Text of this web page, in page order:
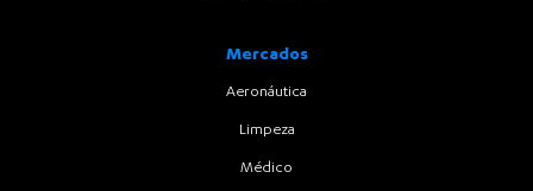
Mercados
Aeronáutica
Limpeza
Médico